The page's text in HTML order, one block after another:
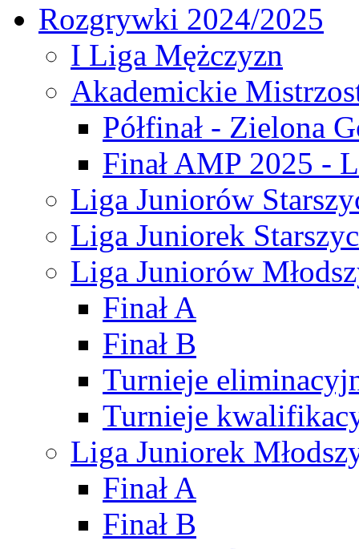
Rozgrywki 2024/2025
I Liga Mężczyzn
Akademickie
Półfinał - Zielona
Finał AMP 2025 -
Liga Juniorów
Liga Juniorek
Liga Juniorów
Finał A
Finał B
Turnieje
Turnieje
Liga Juniorek
Finał A
Finał B